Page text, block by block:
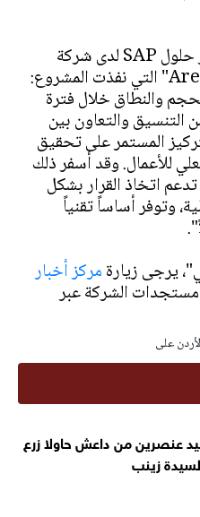
وقال محمد عبد القدير، مدير حلول SAP لدى شركة
"أريتي غلوبال / Areta Global" التي نفذت المشروع:
والنطاق خلال فترة
التنسيق والتعاون بين
المستمر على تحقيق
للأعمال. وقد أسفر ذلك
اتخاذ القرار بشكل
وتوفر أساساً تقنياً
يرجى زيارةمركز أخبار
الشركة عبر
على
عنصرين من داعش حاولا زرع
زينب